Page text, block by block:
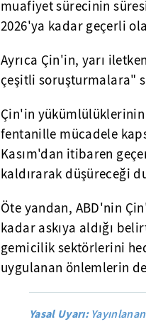
muafiyet sürecinin
2026'ya kadar geçerli
Ayrıca Çin'in, yarı
çeşitli soruşturmalara"
Çin'in yükümlülüklerinin
fentanille mücadele
Kasım'dan itibaren
kaldırarak düşüreceği
Öte yandan, ABD'nin
kadar askıya aldığı
gemicilik sektörlerini
uygulanan önlemlerin
Yasal Uyarı: